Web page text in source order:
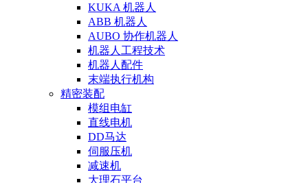
KUKA 机器人
ABB 机器人
AUBO 协作机器人
机器人工程技术
机器人配件
末端执行机构
精密装配
模组电缸
直线电机
DD马达
伺服压机
减速机
大理石平台